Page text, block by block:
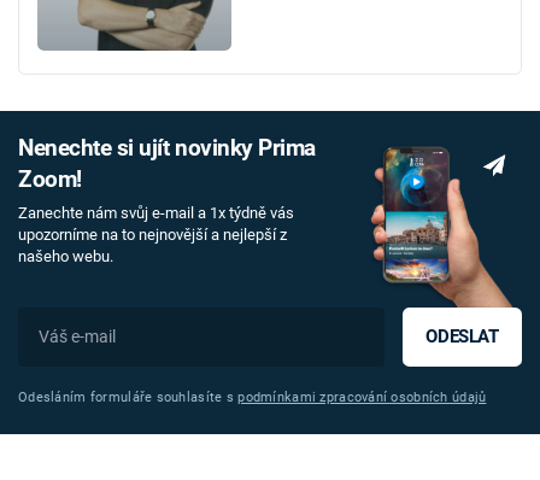
Nenechte si ujít novinky Prima
Zoom!
Zanechte nám svůj e-mail a 1x týdně vás
upozorníme na to nejnovější a nejlepší z
našeho webu.
ODESLAT
Odesláním formuláře souhlasíte spodmínkami zpracování osobních údajů